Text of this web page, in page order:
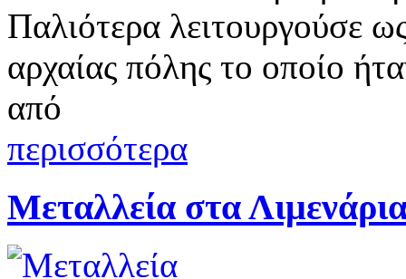
Παλιότερα λειτουργούσε
αρχαίας πόλης το οποίο
από
περισσότερα
Μεταλλεία στα